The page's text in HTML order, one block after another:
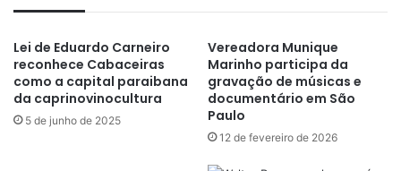
Lei de Eduardo Carneiro
reconhece Cabaceiras
como a capital paraibana
da caprinovinocultura
5 de junho de 2025
Vereadora Munique
Marinho participa da
gravação de músicas e
documentário em São
Paulo
12 de fevereiro de 2026